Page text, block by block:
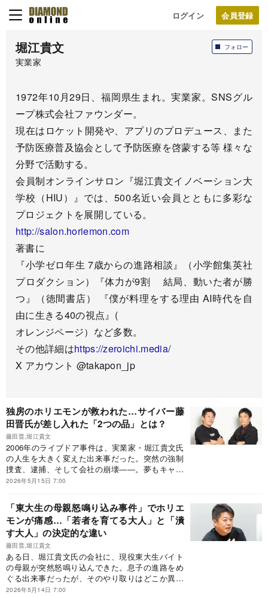
ログイン
フォロー
堀江貴文
実業家
1972年10月29日、福岡県生まれ。実業家。SNSグル
ープ株式会社ファウンダー。
現在はロケット開発や、アプリのプロデュース、また
予防医療普及協会として予防医療を啓蒙する等 様々な
分野で活動する。
会員制オンラインサロン『堀江貴文イノベーション大
学校（HIU）』では、500名近い会員とともに多彩な
プロジェクトを展開している。
http://salon.horiemon.com
著書に
『小学ゼロ年生 7歳からの進路相談』（小学館集英社
プロダクション）『体力が9割 結局、動いた者が勝
つ』（徳間書店） 『僕が料理をする理由 AI時代を自
由に生きる40の視点』(
オレンジページ）など多数。
その他詳細はhttps://zeroichi.media/
X アカウント @takapon_jp
独房のホリエモンが救われた…サイバー藤
田晋氏が差し入れた「2つの品」とは？
藤田晋,堀江貴文
2006年のライブドア事件は、実業家・堀江貴文氏
の人生を大きく変えた出来事だった。突然の強制
捜査、逮捕、そして会社の崩壊――。夢もキャリ
アも一瞬で失われるなかで、人間関係にも大きな
たのが、サイバーエージェント会長の藤田晋氏だ
った。逆境のなかで見えてきた、2人の関係の本
質とは。※本稿は、実業家の藤田晋、堀江貴文
『心を鍛える』（KADOKAWA）の一部を抜粋・
編集したものです。
2026年5月15日 7:00
「東大生の母親怒鳴り込み事件」でホリエ
モンが痛感…「若者を育てる大人」と「潰
す大人」の決定的な違い
藤田晋,堀江貴文
ある日、堀江貴文氏の会社に、現役東大生バイト
の母親が突然怒鳴り込んできた。息子の進路をめ
ぐる出来事だったが、そのやり取りはどこか異様
でもあった。この一件には、親子関係に根強く残
2026年5月14日 7:00